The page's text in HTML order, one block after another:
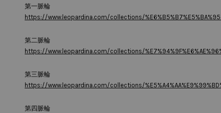
第一脈輪
https://www.leopardina.com/collections/
第二脈輪
https://www.leopardina.com/collections/
第三脈輪
https://www.leopardina.com/collections/
第四脈輪